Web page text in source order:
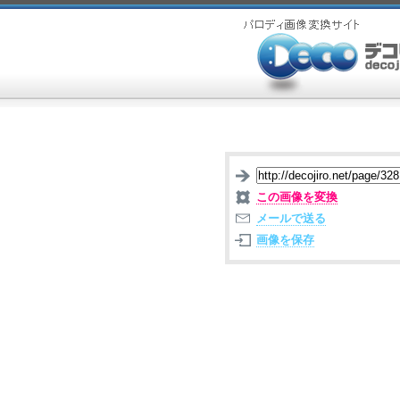
この画像を変換
メールで送る
画像を保存